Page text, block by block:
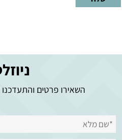
השאירו פרטים